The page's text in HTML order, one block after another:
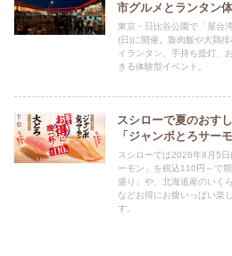
市グルメとランタン
東京・日比谷公園で「屋台
(日)に開催。魯肉飯や大鶏
イランタン、手持ち提灯、
きる体験型イベント。
スシローで夏のおす
「ジャンボとろサー
スシローでは2026年8月5
ーモン」を税込110円～で
盛り」や、北海道産のいく
などお得にお腹いっぱい楽
す。